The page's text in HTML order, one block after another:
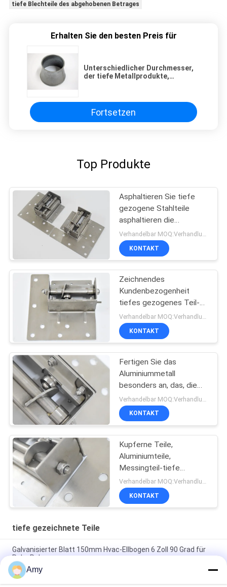
tiefe Blechteile des abgehobenen Betrages
Erhalten Sie den besten Preis für
Unterschiedlicher Durchmesser,
der tiefe Metallprodukte,
Fortsetzen
Top Produkte
Asphaltieren Sie tiefe
gezogene Stahlteile
asphaltieren die
Formung, das Zeichnen
und stempeln
KONTAKT
Zeichnendes
Kundenbezogenheit
tiefes gezogenes Teil-
Blechtafel Stempeln
KONTAKT
Fertigen Sie das
Aluminiummetall
besonders an, das, die
tiefen gezogenen Teile
maschinell bearbeitet
und stempeln
KONTAKT
Kupferne Teile,
Aluminiumteile,
Messingteil-tiefe
gezogene Teile
Verhandelbar MOQ:Verhandlung
KONTAKT
tiefe gezeichnete Teile
Galvanisierter Blatt 150mm Hvac-Ellbogen 6 Zoll 90 Grad für
Rohr-Rohr
Lüftungsanlage-tiefe gezogene Teile 150mm 90 Grad-
Amy